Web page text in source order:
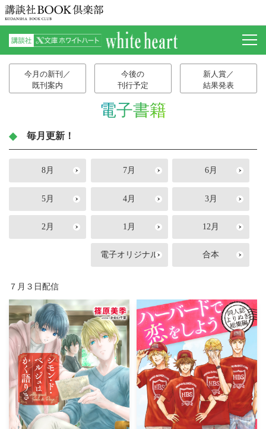
今月の新刊／
既刊案内
今後の
刊行予定
新人賞／
結果発表
電子書籍
毎月更新！
8月 7月 6月
5月 4月 3月
2月 1月 12月
電子オリジナル 合本
７月３日配信